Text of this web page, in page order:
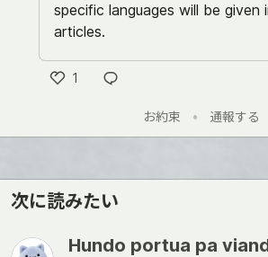
specific languages will be given
articles.
1
ね
お約束 • 通報する
次に読みたい
Hundo portua pa